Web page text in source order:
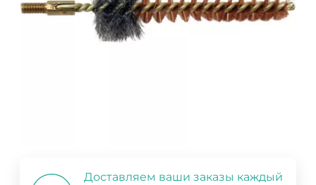
Доставляем ваши заказы каждый